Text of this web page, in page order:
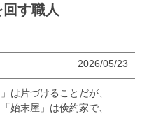
す職人
2026/05/23
は片づけることだが、
始末屋」は倹約家で、